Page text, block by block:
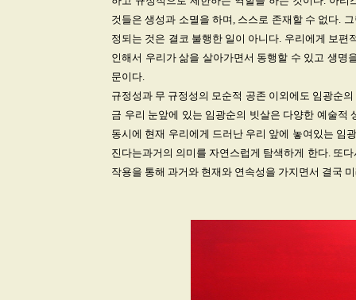
것들은 생성과 소멸을 하며, 스스로 존재할 수 없다.
정되는 것은 결코 불행한 일이 아니다. 우리에게 보
인해서 우리가 삶을 살아가면서 동행할 수 있고 생명
문이다.
규정성과 무 규정성의 모순적 공존 이외에도 임광순
금 우리 눈앞에 있는 임광순의 빗살은 다양한 예술적
동시에 현재 우리에게 드러난 우리 앞에 놓여있는 임
진다는과거의 의미를 자연스럽게 탐색하게 한다. 또
작용을 통해 과거와 현재와 연속성을 가지면서 결국